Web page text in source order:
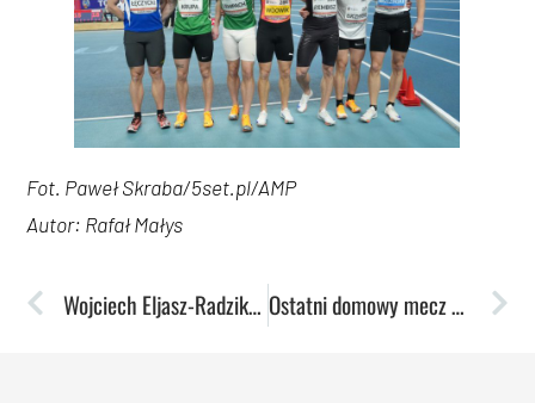
Fot. Paweł Skraba/5set.pl/AMP
Autor: Rafał Małys
Wojciech Eljasz-Radzikowski: O końcowej klasyfikacji zadecydują detale Ostatni domowy mecz akademiczek w rundzie zasadniczej z Mistrzem Polski